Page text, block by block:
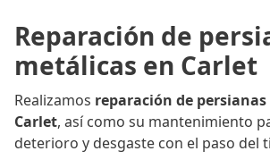
Reparación de
metálicas en Carlet
Realizamos reparación de
Carlet, así como su mantenimiento
deterioro y desgaste con el paso del